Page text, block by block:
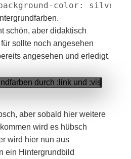
schön, aber didaktisch
sollte noch angesehen
angesehen und erledigt.
aber sobald hier weitere
wird es hübsch
wird hier nun aus
ein Hintergrundbild